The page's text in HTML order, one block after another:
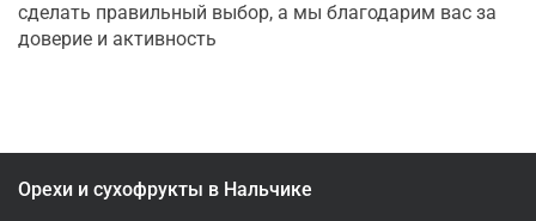
сделать правильный выбор, а мы благодарим вас за
доверие и активность
Орехи и сухофрукты в Нальчике